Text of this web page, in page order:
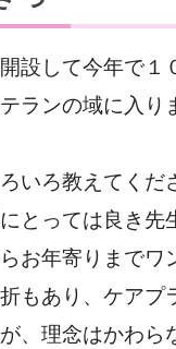
設して今年で
ランの域に入り
いろ教えてく
とっては良き
お年寄りまでワ
もあり、ケア
、理念はかわら